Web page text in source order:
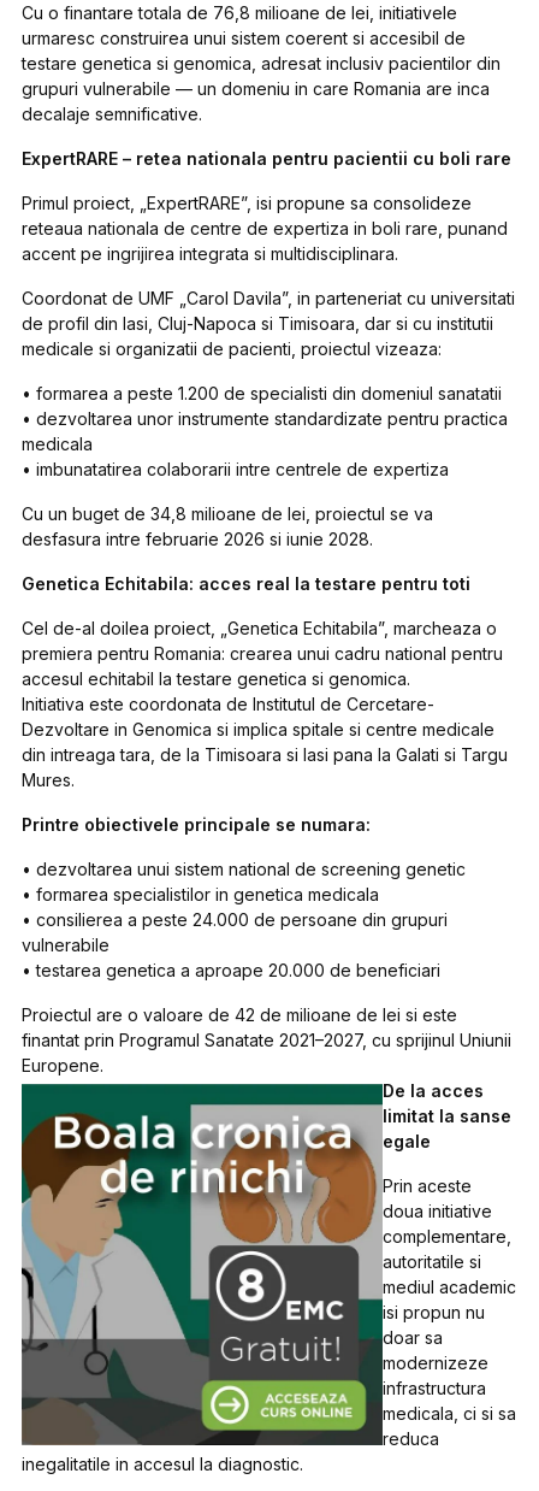
Cu o finantare totala de 76,8 milioane de lei, initiativele
urmaresc construirea unui sistem coerent si accesibil de
testare genetica si genomica, adresat inclusiv pacientilor din
grupuri vulnerabile — un domeniu in care Romania are inca
decalaje semnificative.
ExpertRARE – retea nationala pentru pacientii cu boli rare
Primul proiect, „ExpertRARE”, isi propune sa consolideze
reteaua nationala de centre de expertiza in boli rare, punand
accent pe ingrijirea integrata si multidisciplinara.
Coordonat de UMF „Carol Davila”, in parteneriat cu universitati
de profil din Iasi, Cluj-Napoca si Timisoara, dar si cu institutii
medicale si organizatii de pacienti, proiectul vizeaza:
• formarea a peste 1.200 de specialisti din domeniul sanatatii
• dezvoltarea unor instrumente standardizate pentru practica
medicala
• imbunatatirea colaborarii intre centrele de expertiza
Cu un buget de 34,8 milioane de lei, proiectul se va
desfasura intre februarie 2026 si iunie 2028.
Genetica Echitabila: acces real la testare pentru toti
Cel de-al doilea proiect, „Genetica Echitabila”, marcheaza o
premiera pentru Romania: crearea unui cadru national pentru
accesul echitabil la testare genetica si genomica.
Initiativa este coordonata de Institutul de Cercetare-
Dezvoltare in Genomica si implica spitale si centre medicale
din intreaga tara, de la Timisoara si Iasi pana la Galati si Targu
Mures.
Printre obiectivele principale se numara:
• dezvoltarea unui sistem national de screening genetic
• formarea specialistilor in genetica medicala
• consilierea a peste 24.000 de persoane din grupuri
vulnerabile
• testarea genetica a aproape 20.000 de beneficiari
Proiectul are o valoare de 42 de milioane de lei si este
finantat prin Programul Sanatate 2021–2027, cu sprijinul Uniunii
Europene.
De la acces
limitat la sanse
egale
Prin aceste
doua initiative
complementare,
autoritatile si
mediul academic
isi propun nu
doar sa
modernizeze
infrastructura
medicala, ci si sa
reduca
inegalitatile in accesul la diagnostic.